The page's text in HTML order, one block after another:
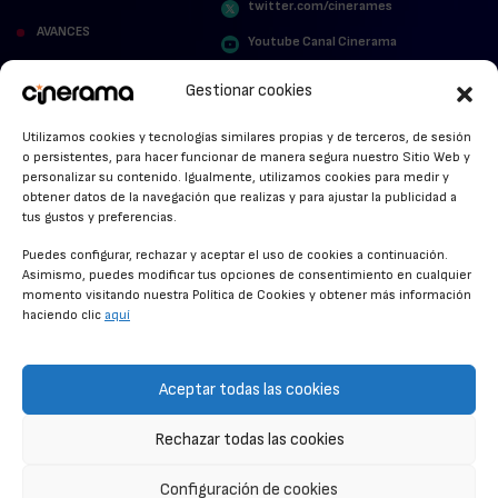
Gestionar cookies
Utilizamos cookies y tecnologías similares propias y de terceros, de sesión
o persistentes, para hacer funcionar de manera segura nuestro Sitio Web y
personalizar su contenido. Igualmente, utilizamos cookies para medir y
obtener datos de la navegación que realizas y para ajustar la publicidad a
tus gustos y preferencias.
Puedes configurar, rechazar y aceptar el uso de cookies a continuación.
Asimismo, puedes modificar tus opciones de consentimiento en cualquier
momento visitando nuestra Política de Cookies y obtener más información
haciendo clic aquí
Aceptar todas las cookies
Rechazar todas las cookies
Configuración de cookies
AVANCES
STREAMING NEWS
ANUNCIOS DE CINE
twitter.com/cinerames
Youtube Canal Cinerama
POLÍTICA DE COOKIES